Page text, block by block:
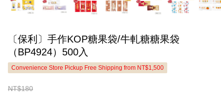
〔保利〕手作KOP糖果袋/牛軋糖糖果袋
（BP4924）500入
Convenience Store Pickup Free Shipping from NT$1,500
NT$180